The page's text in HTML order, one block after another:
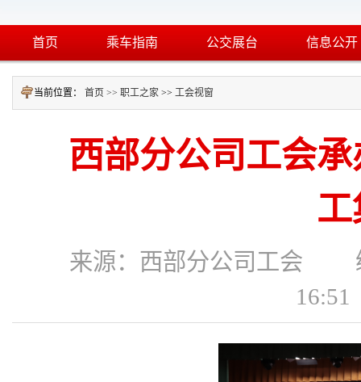
首页 乘车指南 公交展台 信息公开
当前位置： 首页 >> 职工之家 >> 工会视窗
西部分公司工会
来源：西部分公司工会